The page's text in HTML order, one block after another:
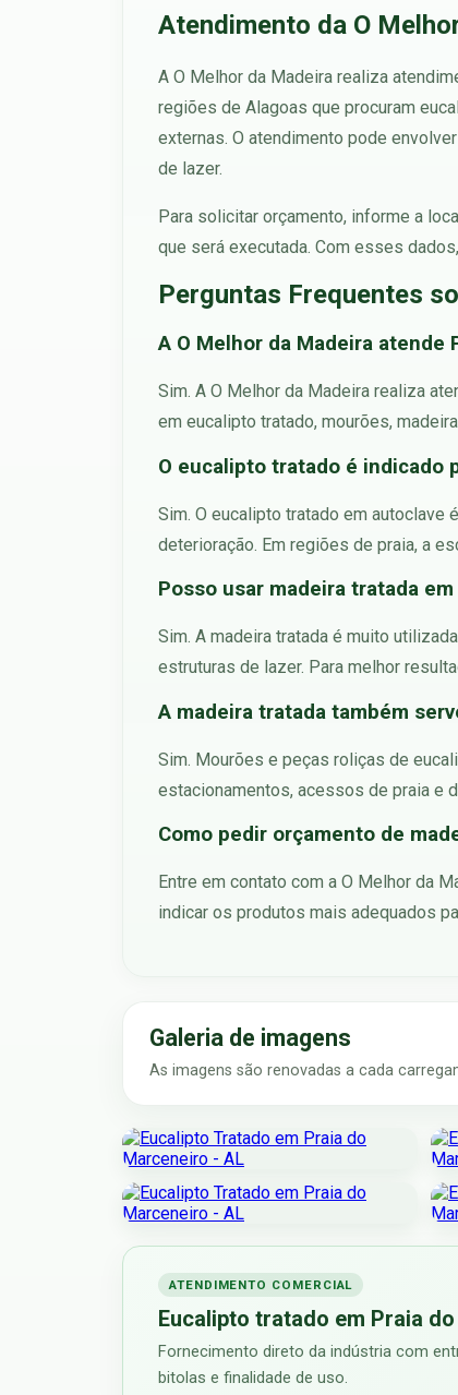
Atendimento da O
A O Melhor da Madeira realiza
regiões de Alagoas que procuram
externas. O atendimento pode
de lazer.
Para solicitar orçamento, informe a
que será executada. Com esses
Perguntas Frequentes
A O Melhor da Madeira atende
Sim. A O Melhor da Madeira realiza
em eucalipto tratado, mourões,
O eucalipto tratado é indicado
Sim. O eucalipto tratado em autoclave
deterioração. Em regiões de praia, a
Posso usar madeira tratada
Sim. A madeira tratada é muito
estruturas de lazer. Para melhor
A madeira tratada também
Sim. Mourões e peças roliças de
estacionamentos, acessos de praia e
Como pedir orçamento de
Entre em contato com a O Melhor da
indicar os produtos mais adequados
Galeria de imagens
As imagens são renovadas a cada
ATENDIMENTO COMERCIAL
Eucalipto tratado em Praia
Fornecimento direto da indústria com
bitolas e finalidade de uso.